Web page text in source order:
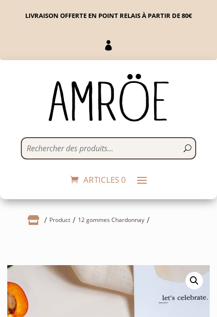
LIVRAISON OFFERTE EN POINT RELAIS À PARTIR DE 80€

ARTICLES 0
 Product 12 gommes Chardonnay